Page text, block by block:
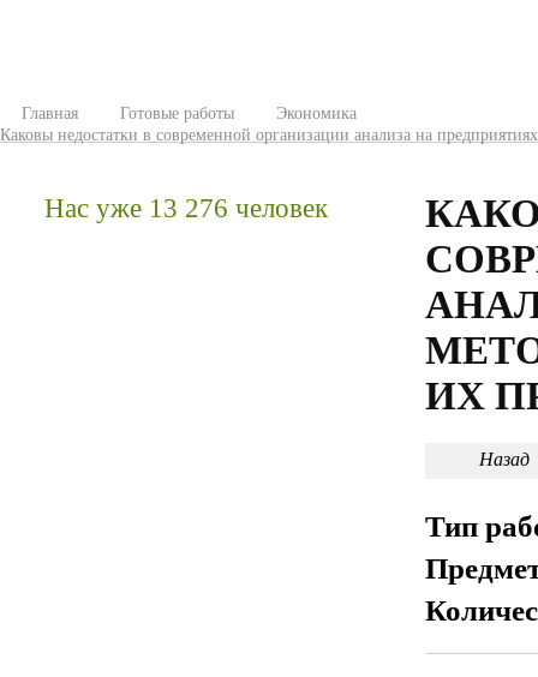
Главная Готовые работы
Экономика
Каковы недостатки в современной организации анализа на
Нас уже 13 276 человек
ИХ
Назад
Тип